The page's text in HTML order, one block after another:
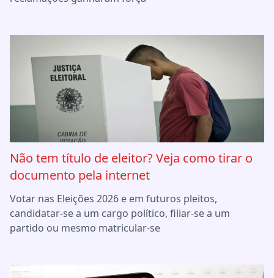
Não tem título de eleitor? Veja como tirar o
documento pela internet
Votar nas Eleições 2026 e em futuros pleitos,
candidatar-se a um cargo político, filiar-se a um
partido ou mesmo matricular-se